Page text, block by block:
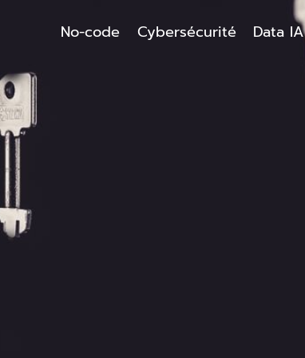
No-code Cybersécurité Data IA